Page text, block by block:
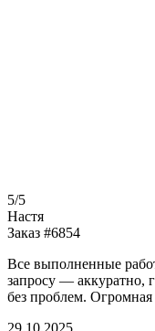
5/5
Настя
Заказ #6854
Все выполненные
запросу — аккуратно,
без проблем.